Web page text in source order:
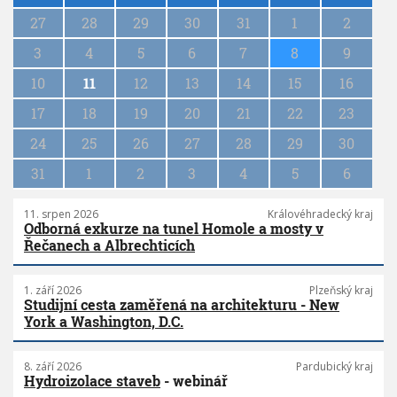
g
a
i
o
27
28 29 30 31 1
2
3
4 5 6 7 8
9
10
11 12 13 14 15
16
17
18 19 20 21 22
23
24
25 26 27 28 29
30
31
1 2 3 4 5 6
11. srpen 2026 Královéhradecký kraj
Odborná exkurze na tunel Homole a mosty v
Řečanech a Albrechticích
1. září 2026 Plzeňský kraj
Studijní cesta zaměřená na architekturu - New
York a Washington, D.C.
8. září 2026 Pardubický kraj
Hydroizolace staveb - webinář